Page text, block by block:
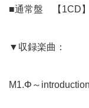
■通常盤 【1CD】
▼収録楽曲：
M1.Φ～